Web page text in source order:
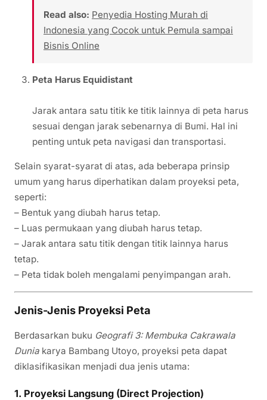
Read also: Penyedia Hosting Murah di
Indonesia yang Cocok untuk Pemula sampai
Bisnis Online
Peta Harus Equidistant
Jarak antara satu titik ke titik lainnya di peta harus
sesuai dengan jarak sebenarnya di Bumi. Hal ini
penting untuk peta navigasi dan transportasi.
Selain syarat-syarat di atas, ada beberapa prinsip
umum yang harus diperhatikan dalam proyeksi peta,
seperti:
– Bentuk yang diubah harus tetap.
– Luas permukaan yang diubah harus tetap.
– Jarak antara satu titik dengan titik lainnya harus
tetap.
– Peta tidak boleh mengalami penyimpangan arah.
Jenis-Jenis Proyeksi Peta
Berdasarkan buku Geografi 3: Membuka Cakrawala
Dunia karya Bambang Utoyo, proyeksi peta dapat
diklasifikasikan menjadi dua jenis utama:
1. Proyeksi Langsung (Direct Projection)